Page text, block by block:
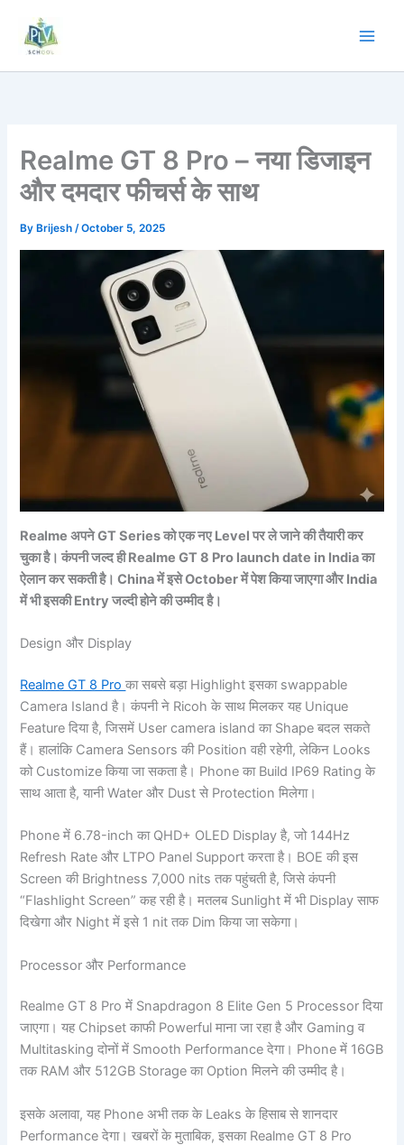
Realme GT 8 Pro – नया डिजाइन
और दमदार फीचर्स के साथ
By Brijesh/October 5, 2025
Realme अपने GT Series को एक नए Level पर ले जाने की तैयारी कर
चुका है। कंपनी जल्द ही Realme GT 8 Pro launch date in India का
ऐलान कर सकती है। China में इसे October में पेश किया जाएगा और India
में भी इसकी Entry जल्दी होने की उम्मीद है।
Design और Display
Realme GT 8 Proका सबसे बड़ा Highlight इसका swappable
Camera Island है। कंपनी ने Ricoh के साथ मिलकर यह Unique
Feature दिया है, जिसमें User camera island का Shape बदल सकते
हैं। हालांकि Camera Sensors की Position वही रहेगी, लेकिन Looks
को Customize किया जा सकता है। Phone का Build IP69 Rating के
साथ आता है, यानी Water और Dust से Protection मिलेगा।
Phone में 6.78-inch का QHD+ OLED Display है, जो 144Hz
Refresh Rate और LTPO Panel Support करता है। BOE की इस
Screen की Brightness 7,000 nits तक पहुंचती है, जिसे कंपनी
“Flashlight Screen” कह रही है। मतलब Sunlight में भी Display साफ
दिखेगा और Night में इसे 1 nit तक Dim किया जा सकेगा।
Processor और Performance
Realme GT 8 Pro में Snapdragon 8 Elite Gen 5 Processor दिया
जाएगा। यह Chipset काफी Powerful माना जा रहा है और Gaming व
Multitasking दोनों में Smooth Performance देगा। Phone में 16GB
तक RAM और 512GB Storage का Option मिलने की उम्मीद है।
इसके अलावा, यह Phone अभी तक के Leaks के हिसाब से शानदार
Performance देगा। खबरों के मुताबिक, इसका Realme GT 8 Pro